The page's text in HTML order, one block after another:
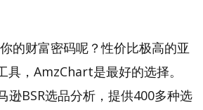
的财富密码呢？性价比极高的亚
具，AmzChart是最好的选择。
逊BSR选品分析，提供400多种选